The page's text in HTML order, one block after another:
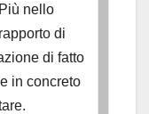
nello
di
di fatto
in concreto